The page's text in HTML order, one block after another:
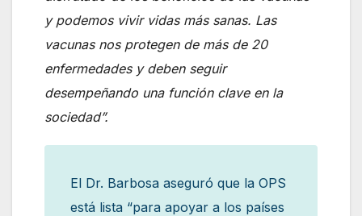
y podemos vivir vidas más sanas. Las
vacunas nos protegen de más de 20
enfermedades y deben seguir
desempeñando una función clave en la
sociedad”.
El Dr. Barbosa aseguró que la OPS
está lista “para apoyar a los países